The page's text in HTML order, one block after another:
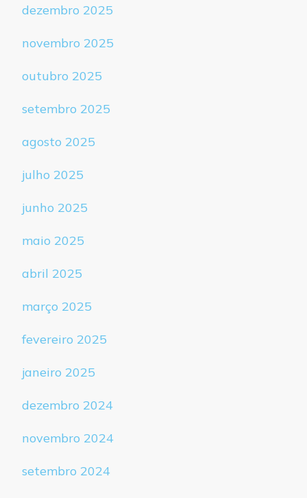
dezembro 2025
novembro 2025
outubro 2025
setembro 2025
agosto 2025
julho 2025
junho 2025
maio 2025
abril 2025
março 2025
fevereiro 2025
janeiro 2025
dezembro 2024
novembro 2024
setembro 2024